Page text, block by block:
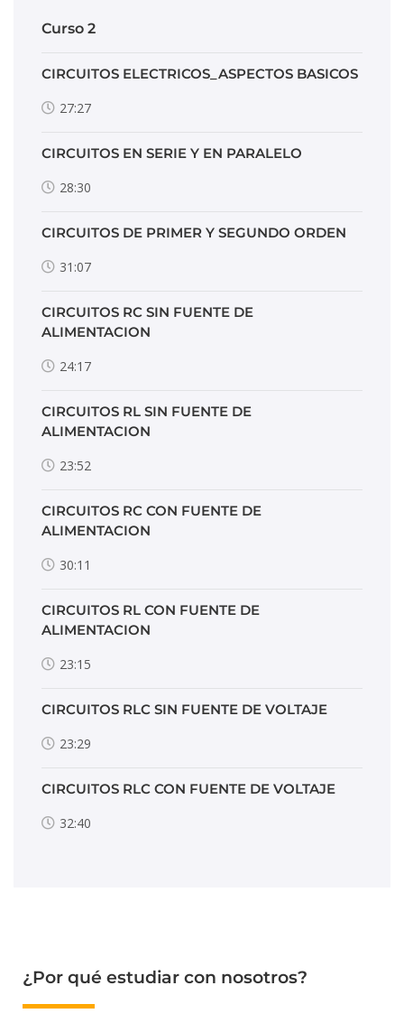
Curso 2
CIRCUITOS ELECTRICOS_ASPECTOS BASICOS
27:27
CIRCUITOS EN SERIE Y EN PARALELO
28:30
CIRCUITOS DE PRIMER Y SEGUNDO ORDEN
31:07
CIRCUITOS RC SIN FUENTE DE
ALIMENTACION
24:17
CIRCUITOS RL SIN FUENTE DE
ALIMENTACION
23:52
CIRCUITOS RC CON FUENTE DE
ALIMENTACION
30:11
CIRCUITOS RL CON FUENTE DE
ALIMENTACION
23:15
CIRCUITOS RLC SIN FUENTE DE VOLTAJE
23:29
CIRCUITOS RLC CON FUENTE DE VOLTAJE
32:40
¿Por qué estudiar con nosotros?